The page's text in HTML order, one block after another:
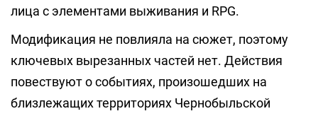
лица с элементами выживания и RPG.
Модификация не повлияла на сюжет, поэтому
ключевых вырезанных частей нет. Действия
повествуют о событиях, произошедших на
близлежащих территориях Чернобыльской